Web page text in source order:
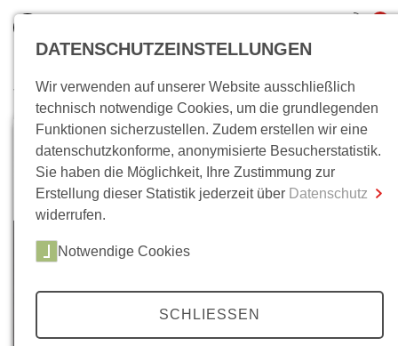
inkl. MwSt.
0,00 €
Zum Warenkorb Zur Kasse
Wo bin ich?
DATENSCHUTZEINSTELLUNGEN
Wir verwenden auf unserer Website ausschließlich
technisch notwendige Cookies, um die grundlegenden
Funktionen sicherzustellen. Zudem erstellen wir eine
datenschutzkonforme, anonymisierte Besucherstatistik.
Sie haben die Möglichkeit, Ihre Zustimmung zur
Erstellung dieser Statistik jederzeit über Datenschutz
widerrufen.
Notwendige Cookies
SCHLIESSEN